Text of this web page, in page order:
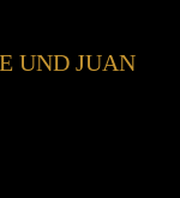
UND JUAN